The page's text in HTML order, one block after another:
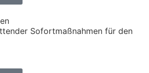
Sofortmaßnahmen für den